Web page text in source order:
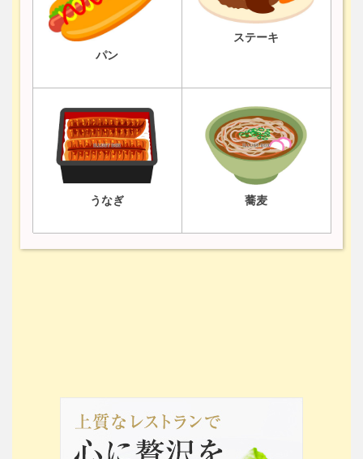
パン
ステーキ
うなぎ 蕎麦